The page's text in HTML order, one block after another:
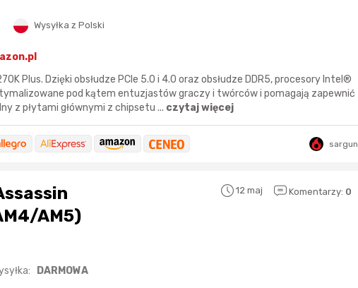
Wysyłka z Polski
Plus. Dzięki obsłudze PCIe 5.0 i 4.0 oraz obsłudze DDR5, procesory Intel®
pod kątem entuzjastów graczy i twórców i pomagają zapewnić
z płytami głównymi z chipsetu ... czytaj więcej
sargun
AM5)
12 maj Komentarzy: 0
DARMOWA